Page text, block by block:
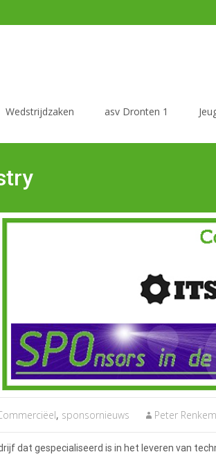
Wedstrijdzaken asv Dronten 1
, sponsornieuws Peter
dat gespecialiseerd is in het leveren van